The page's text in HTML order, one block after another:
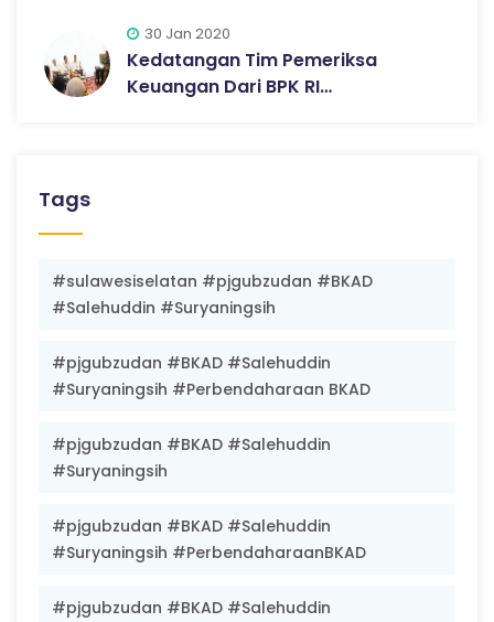
30 Jan 2020
Kedatangan Tim Pemeriksa
Keuangan Dari BPK RI…
Tags
#sulawesiselatan #pjgubzudan #BKAD
#Salehuddin #Suryaningsih
#pjgubzudan #BKAD #Salehuddin
#Suryaningsih #Perbendaharaan BKAD
#pjgubzudan #BKAD #Salehuddin
#Suryaningsih
#pjgubzudan #BKAD #Salehuddin
#Suryaningsih #PerbendaharaanBKAD
#pjgubzudan #BKAD #Salehuddin